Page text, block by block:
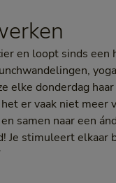
en loopt sinds een
elke donderdag
er vaak niet meer
samen naar een
Je stimuleert elkaar